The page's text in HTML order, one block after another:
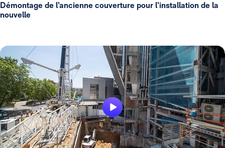
Démontage de l’ancienne couverture pour l’installation de la
nouvelle